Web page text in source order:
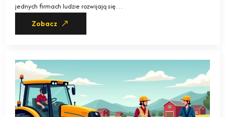
jednych firmach ludzie rozwijają się…
Zobacz